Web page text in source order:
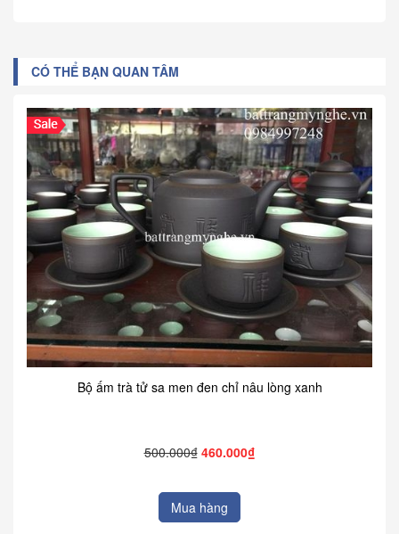
CÓ THỂ BẠN QUAN TÂM
Bộ ấm trà tử sa men đen chỉ nâu lòng xanh
500.000₫ 460.000₫
Mua hàng